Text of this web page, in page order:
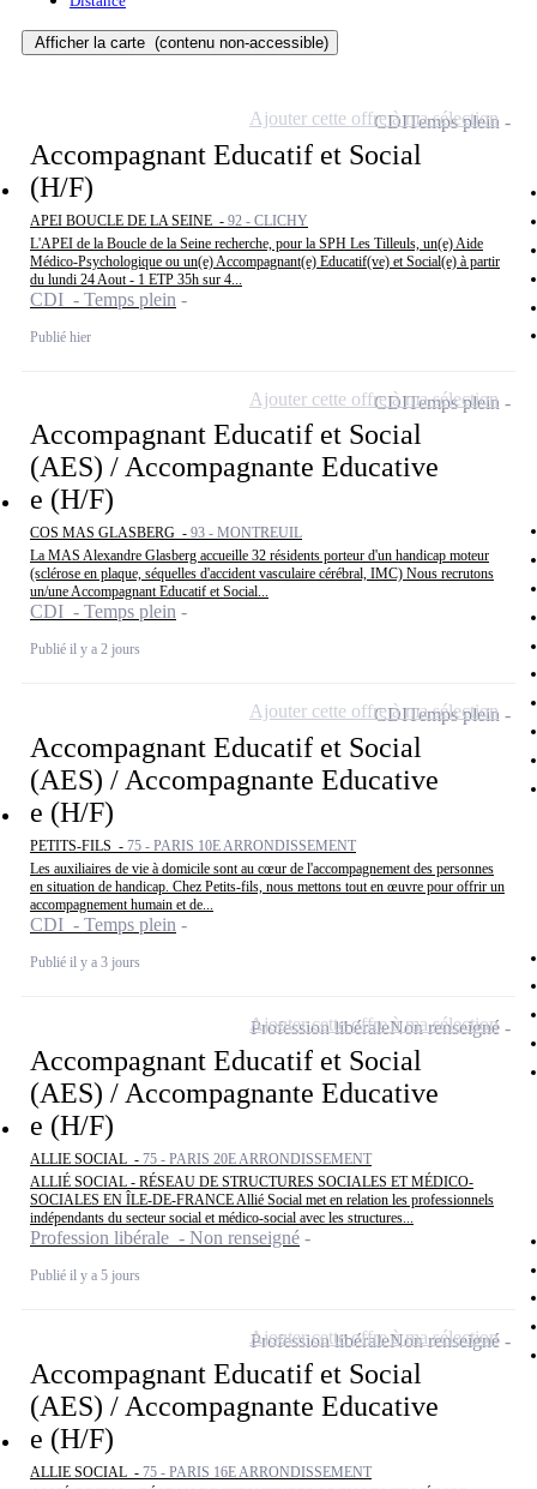
Afficher la carte (contenu non-accessible)
Accompagnant Educatif et Social
(H/F)
APEI BOUCLE DE LA SEINE - 92 - CLICHY
L'APEI de la Boucle de la Seine recherche, pour la SPH Les Tilleuls, un(e) Aide
Médico-Psychologique ou un(e) Accompagnant(e) Educatif(ve) et Social(e) à partir
du lundi 24 Aout - 1 ETP 35h sur 4...
CDI - Temps plein
Publié hier
CDITemps plein
Ajouter cette offre à ma sélection
Accompagnant Educatif et Social
(AES) / Accompagnante Educative
e (H/F)
COS MAS GLASBERG - 93 - MONTREUIL
La MAS Alexandre Glasberg accueille 32 résidents porteur d'un handicap moteur
(sclérose en plaque, séquelles d'accident vasculaire cérébral, IMC) Nous recrutons
un/une Accompagnant Educatif et Social...
CDI - Temps plein
Publié il y a 2 jours
CDITemps plein
Ajouter cette offre à ma sélection
Accompagnant Educatif et Social
(AES) / Accompagnante Educative
e (H/F)
PETITS-FILS - 75 - PARIS 10E ARRONDISSEMENT
Les auxiliaires de vie à domicile sont au cœur de l'accompagnement des personnes
en situation de handicap. Chez Petits-fils, nous mettons tout en œuvre pour offrir un
accompagnement humain et de...
CDI - Temps plein
Publié il y a 3 jours
CDITemps plein
Ajouter cette offre à ma sélection
Accompagnant Educatif et Social
(AES) / Accompagnante Educative
e (H/F)
ALLIE SOCIAL - 75 - PARIS 20E ARRONDISSEMENT
ALLIÉ SOCIAL - RÉSEAU DE STRUCTURES SOCIALES ET MÉDICO-
SOCIALES EN ÎLE-DE-FRANCE Allié Social met en relation les professionnels
indépendants du secteur social et médico-social avec les structures...
Profession libérale - Non renseigné
Publié il y a 5 jours
Profession libéraleNon renseigné
Ajouter cette offre à ma sélection
Accompagnant Educatif et Social
(AES) / Accompagnante Educative
e (H/F)
ALLIE SOCIAL - 75 - PARIS 16E ARRONDISSEMENT
Profession libéraleNon renseigné
Ajouter cette offre à ma sélection